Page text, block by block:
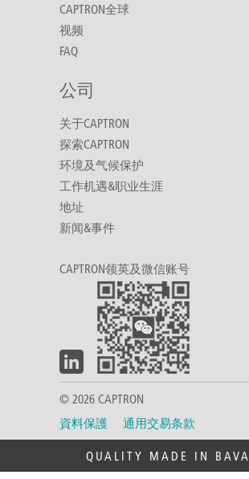
CAPTRON全球
视频
FAQ
公司
关于CAPTRON
探索CAPTRON
环境及气候保护
工作机遇&职业生涯
地址
新闻&事件
CAPTRON领英及微信账号
© 2026 CAPTRON
資料保護
通用交易条款
QUALITY MADE IN